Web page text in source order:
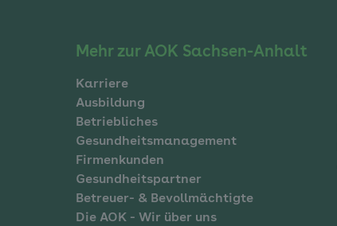
Mehr zur AOK Sachsen-Anhalt
Karriere
Ausbildung
Betriebliches
Gesundheitsmanagement
Firmenkunden
Gesundheitspartner
Betreuer- & Bevollmächtigte
Die AOK - Wir über uns